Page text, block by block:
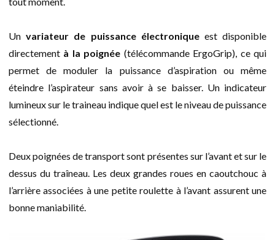
Unvariateur de puissance électroniqueest disponible
directement à la poignée (télécommande ErgoGrip), ce qui
permet de moduler la puissance d’aspiration ou même
éteindre l’aspirateur sans avoir à se baisser. Un indicateur
lumineux sur le traineau indique quel est le niveau de puissance
sélectionné.
Deux poignées de transport sont présentes sur l’avant et sur le
dessus du traîneau. Les deux grandes roues en caoutchouc à
l’arrière associées à une petite roulette à l’avant assurent une
bonne maniabilité.